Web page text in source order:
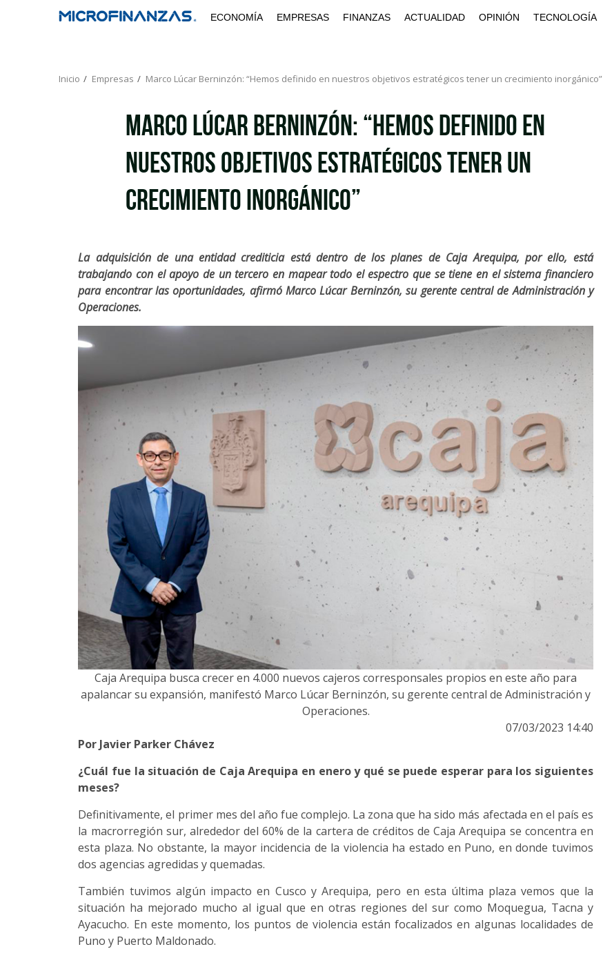
ECONOMÍA EMPRESAS FINANZAS ACTUALIDAD OPINIÓN TECNOLOGÍA
Inicio Empresas Marco Lúcar Berninzón: “Hemos definido en nuestros objetivos estratégicos tener un crecimiento inorgánico”
Marco Lúcar Berninzón: “Hemos definido en
nuestros objetivos estratégicos tener un
crecimiento inorgánico”
La adquisición de una entidad crediticia está dentro de los planes de Caja Arequipa, por ello, está
trabajando con el apoyo de un tercero en mapear todo el espectro que se tiene en el sistema financiero
para encontrar las oportunidades, afirmó Marco Lúcar Berninzón, su gerente central de Administración y
Operaciones.
Caja Arequipa busca crecer en 4.000 nuevos cajeros corresponsales propios en este año para
apalancar su expansión, manifestó Marco Lúcar Berninzón, su gerente central de Administración y
Operaciones.
07/03/2023 14:40
Por Javier Parker Chávez
¿Cuál fue la situación de Caja Arequipa en enero y qué se puede esperar para los siguientes
meses?
Definitivamente, el primer mes del año fue complejo. La zona que ha sido más afectada en el país es
la macrorregión sur, alrededor del 60% de la cartera de créditos de Caja Arequipa se concentra en
esta plaza. No obstante, la mayor incidencia de la violencia ha estado en Puno, en donde tuvimos
dos agencias agredidas y quemadas.
También tuvimos algún impacto en Cusco y Arequipa, pero en esta última plaza vemos que la
situación ha mejorado mucho al igual que en otras regiones del sur como Moquegua, Tacna y
Ayacucho. En este momento, los puntos de violencia están focalizados en algunas localidades de
Puno y Puerto Maldonado.